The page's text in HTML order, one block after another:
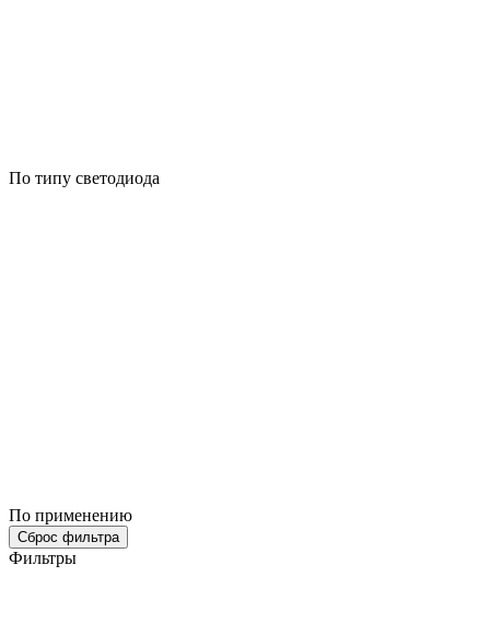
По типу светодиода
По применению
Сброс фильтра
Фильтры